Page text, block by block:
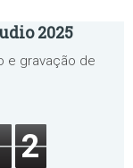
2025
e gravação de
2